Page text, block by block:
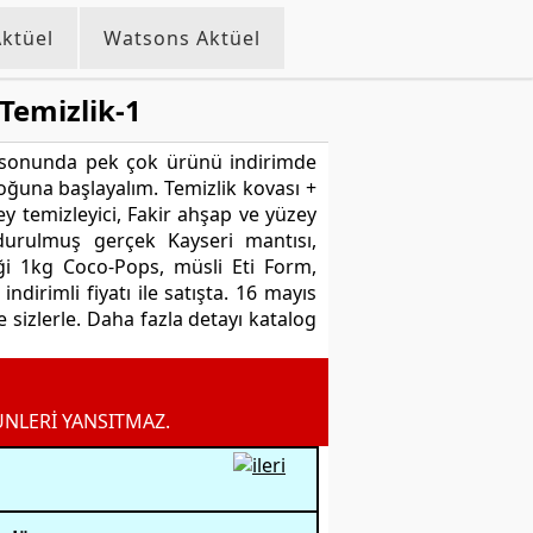
Watsons Aktüel
1
pek çok ürünü indirimde
başlayalım. Temizlik kovası +
temizleyici, Fakir ahşap ve yüzey
gerçek Kayseri mantısı,
1kg Coco-Pops, müsli Eti Form,
fiyatı ile satışta. 16 mayıs
Daha fazla detayı katalog
YANSITMAZ.